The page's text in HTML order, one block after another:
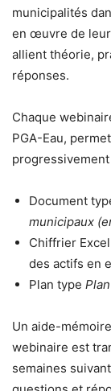
municipalités
en œuvre de
allient théorie,
réponses.
Chaque
PGA-Eau,
Document
municipaux
Chiffrier
des actifs en
Plan type
Un aide-
webinaire est
semaines